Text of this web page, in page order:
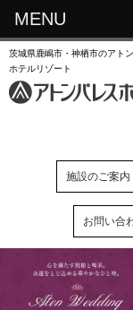
茨城県鹿嶋市・神栖市のアト
ホテルリゾート
施設のご案内
お問い合
MENU